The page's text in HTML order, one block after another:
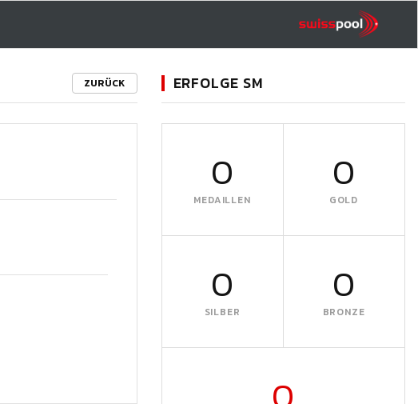
ZURÜCK ERFOLGE SM
0
MEDAILLEN
0
GOLD
0
SILBER
0
BRONZE